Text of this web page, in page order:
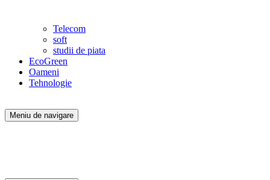
Telecom
soft
studii de piata
EcoGreen
Oameni
Tehnologie
Meniu de navigare